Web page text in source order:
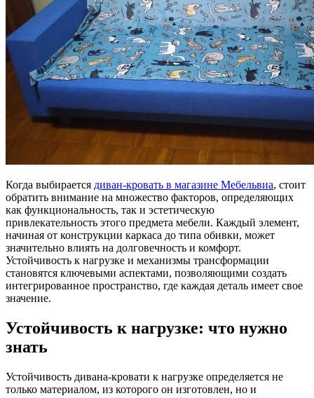
Когда выбирается диван-кровать в магазине Мебельвиа, стоит
обратить внимание на множество факторов, определяющих
как функциональность, так и эстетическую
привлекательность этого предмета мебели. Каждый элемент,
начиная от конструкции каркаса до типа обивки, может
значительно влиять на долговечность и комфорт.
Устойчивость к нагрузке и механизмы трансформации
становятся ключевыми аспектами, позволяющими создать
интегрированное пространство, где каждая деталь имеет свое
значение.
Устойчивость к нагрузке: что нужно
знать
Устойчивость дивана-кровати к нагрузке определяется не
только материалом, из которого он изготовлен, но и